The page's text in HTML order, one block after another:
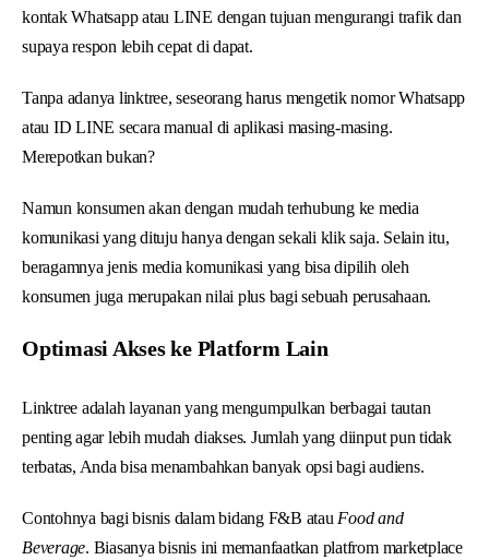
kontak Whatsapp atau LINE dengan tujuan mengurangi trafik dan
supaya respon lebih cepat di dapat.
Tanpa adanya linktree, seseorang harus mengetik nomor Whatsapp
atau ID LINE secara manual di aplikasi masing-masing.
Merepotkan bukan?
Namun konsumen akan dengan mudah terhubung ke media
komunikasi yang dituju hanya dengan sekali klik saja. Selain itu,
beragamnya jenis media komunikasi yang bisa dipilih oleh
konsumen juga merupakan nilai plus bagi sebuah perusahaan.
Optimasi Akses ke Platform Lain
Linktree adalah layanan yang mengumpulkan berbagai tautan
penting agar lebih mudah diakses. Jumlah yang diinput pun tidak
terbatas, Anda bisa menambahkan banyak opsi bagi audiens.
Contohnya bagi bisnis dalam bidang F&B atau Food and
Beverage. Biasanya bisnis ini memanfaatkan platfrom marketplace